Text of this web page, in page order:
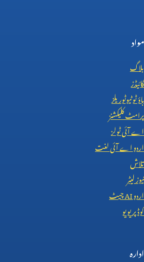
مواد
بلاگ
گائیڈز
ہاؤ ٹو ٹیوٹوریلز
پرامٹ کلیکشنز
اے آئی ٹولز
اردو اے آئی لغت
تلاش
نیوز لیٹر
اردوAIچیٹ
کوڈ پریویو
ادارہ